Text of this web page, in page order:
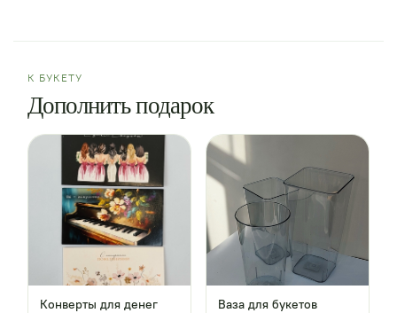
К БУКЕТУ
Дополнить подарок
Конверты для денег Ваза для букетов